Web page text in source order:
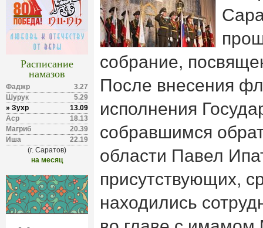
Расписание
намазов
Фаджр
3.27
Шурук
5.29
» Зухр
13.09
Аср
18.13
Магриб
20.39
Иша
22.19
(г. Саратов)
на месяц
собрание,
После внесения
исполнения
собравшимся
области Павел
присутствующих,
находились